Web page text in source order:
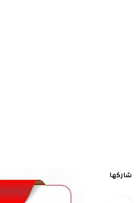
شاركها